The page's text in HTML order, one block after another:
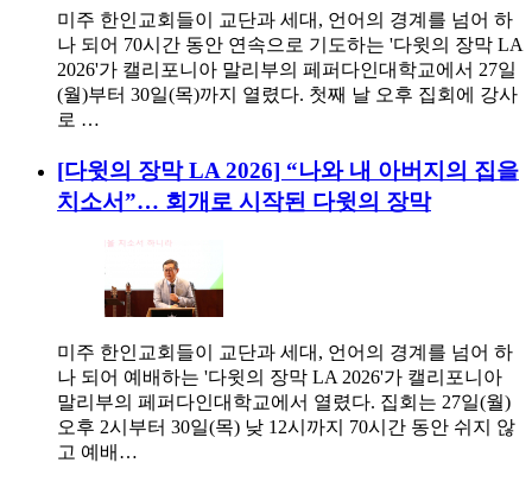
미주 한인교회들이 교단과 세대, 언어의 경계를 넘어 하
나 되어 70시간 동안 연속으로 기도하는 '다윗의 장막 LA
2026'가 캘리포니아 말리부의 페퍼다인대학교에서 27일
(월)부터 30일(목)까지 열렸다. 첫째 날 오후 집회에 강사
로 …
[다윗의 장막 LA 2026] “나와 내 아버지의 집을
치소서”… 회개로 시작된 다윗의 장막
미주 한인교회들이 교단과 세대, 언어의 경계를 넘어 하
나 되어 예배하는 '다윗의 장막 LA 2026'가 캘리포니아
말리부의 페퍼다인대학교에서 열렸다. 집회는 27일(월)
오후 2시부터 30일(목) 낮 12시까지 70시간 동안 쉬지 않
고 예배…